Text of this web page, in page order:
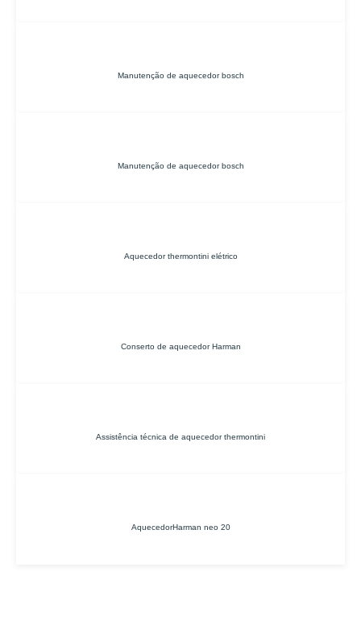
Manutenção de aquecedor bosch
Manutenção de aquecedor bosch
Aquecedor thermontini elétrico
Conserto de aquecedor Harman
Assistência técnica de aquecedor thermontini
AquecedorHarman neo 20